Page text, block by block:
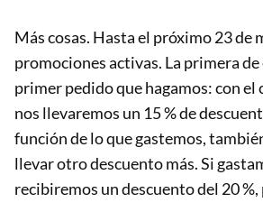
Más cosas. Hasta el próximo 23 de
promociones activas. La primera de
primer pedido que hagamos: con el
nos llevaremos un 15 % de
función de lo que gastemos,
llevar otro descuento más. Si
recibiremos un descuento del 20